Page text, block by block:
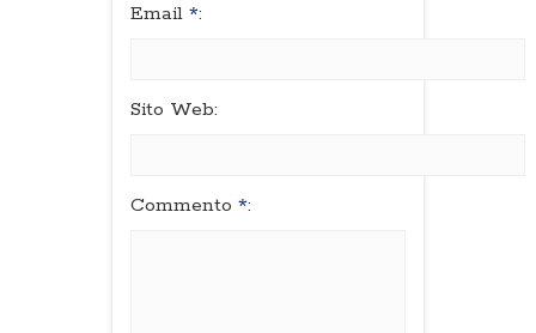
Email *:
Sito Web:
Commento *: